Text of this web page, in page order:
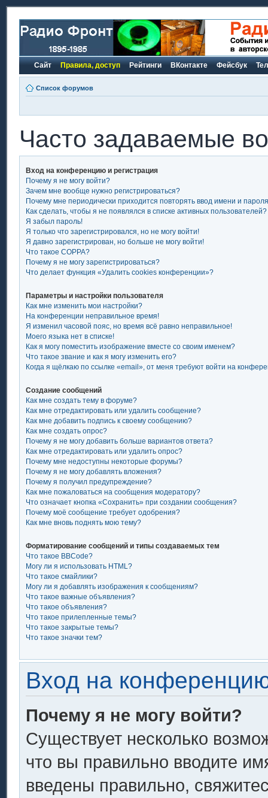
Сайт Правила, доступ Рейтинги ВКонтакте Фейсбук
Список форумов
Часто задаваемые
Вход на конференцию и регистрация
Почему я не могу войти?
Зачем мне вообще нужно регистрироваться?
Почему мне периодически приходится повторять ввод имени и
Как сделать, чтобы я не появлялся в списке активных пользователей?
Я забыл пароль!
Я только что зарегистрировался, но не могу войти!
Я давно зарегистрирован, но больше не могу войти!
Что такое COPPA?
Почему я не могу зарегистрироваться?
Что делает функция «Удалить cookies конференции»?
Параметры и настройки пользователя
Как мне изменить мои настройки?
На конференции неправильное время!
Я изменил часовой пояс, но время всё равно неправильное!
Моего языка нет в списке!
Как я могу поместить изображение вместе со своим именем?
Что такое звание и как я могу изменить его?
Когда я щёлкаю по ссылке «email», от меня требуют войти на
Создание сообщений
Как мне создать тему в форуме?
Как мне отредактировать или удалить сообщение?
Как мне добавить подпись к своему сообщению?
Как мне создать опрос?
Почему я не могу добавить больше вариантов ответа?
Как мне отредактировать или удалить опрос?
Почему мне недоступны некоторые форумы?
Почему я не могу добавлять вложения?
Почему я получил предупреждение?
Как мне пожаловаться на сообщения модератору?
Что означает кнопка «Сохранить» при создании сообщения?
Почему моё сообщение требует одобрения?
Как мне вновь поднять мою тему?
Форматирование сообщений и типы создаваемых тем
Что такое BBCode?
Могу ли я использовать HTML?
Что такое смайлики?
Могу ли я добавлять изображения к сообщениям?
Что такое важные объявления?
Что такое объявления?
Что такое прилепленные темы?
Что такое закрытые темы?
Что такое значки тем?
Вход на
Почему я не могу войти?
Существует несколько
что вы правильно вводите
введены правильно,